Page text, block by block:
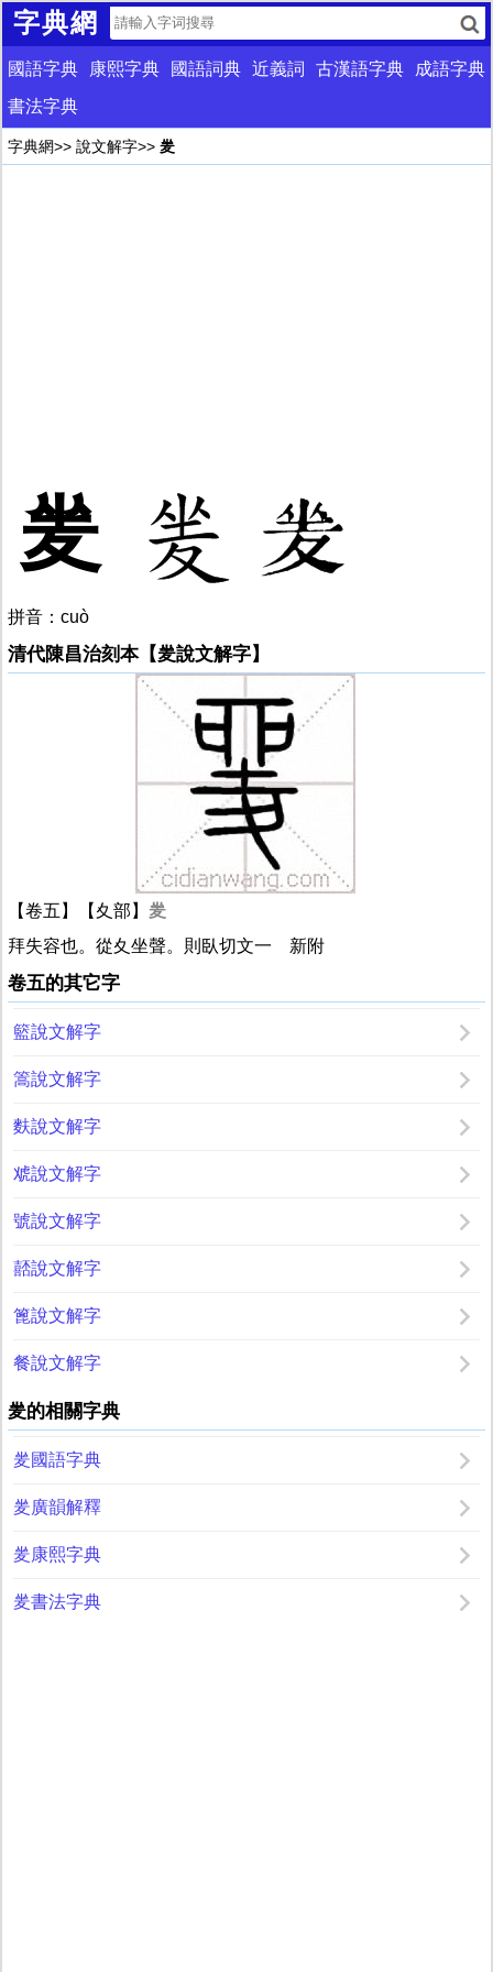
字典網
國語字典 康熙字典 國語詞典 近義詞 古漢語字典
成語字典
書法字典
字典網>> 說文解字>> 夎
夎
拼音：cuò
清代陳昌治刻本【夎說文解字】
【卷五】【夊部】 夎
拜失容也。從夊坐聲。則臥切文一 新附
卷五的其它字
籃說文解字
篙說文解字
麩說文解字
䖊說文解字
號說文解字
嚭說文解字
篦說文解字
餐說文解字
夎的相關字典
夎國語字典
夎廣韻解釋
夎康熙字典
夎書法字典